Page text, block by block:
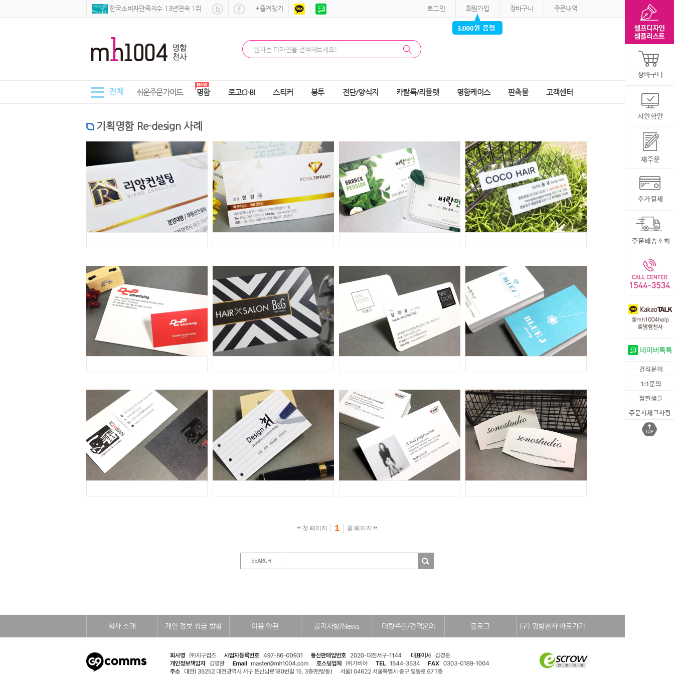
한국소비자만족지수 13년연속 1위 +즐겨찾기 로그인 회원가입 장바구니 주문내역
전체 쉬운주문가이드 명함 로고CI·BI 스티커 봉투 전단/양식지 카탈록/리플렛 명함케이스 판촉물 고객센터
기획명함 Re-design 사례
첫 페이지 1 끝 페이지
SEARCH
회사 소개 개인 정보 취급 방침 이용 약관 공지사항/News 대량주문/견적문의 블로그 (구) 명함천사 바로가기